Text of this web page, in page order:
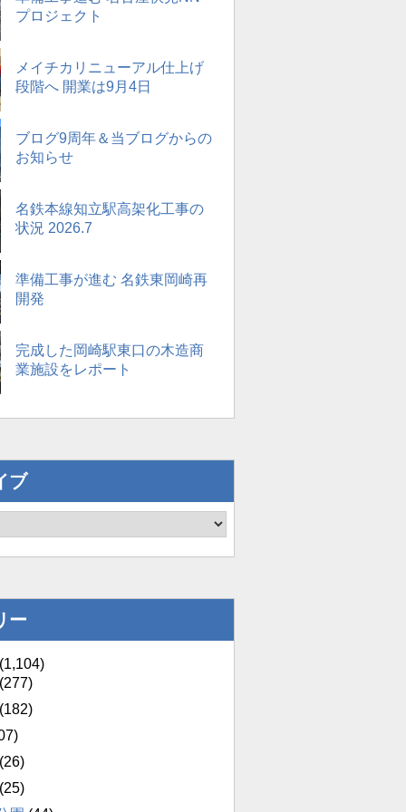
プロジェクト
メイチカリニューアル仕上げ
段階へ 開業は9月4日
ブログ9周年＆当ブログからの
お知らせ
名鉄本線知立駅高架化工事の
状況 2026.7
準備工事が進む 名鉄東岡崎再
開発
完成した岡崎駅東口の木造商
業施設をレポート
ブ
ー